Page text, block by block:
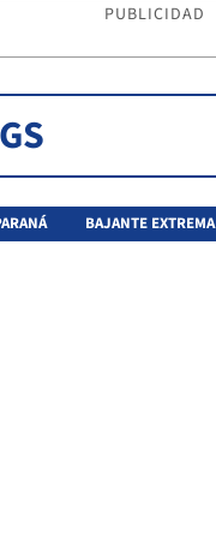
PUBLICIDAD
BAJANTE EXTREMA